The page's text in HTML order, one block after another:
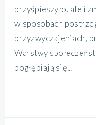
przyśpieszyło, ale i
w sposobach
przyzwyczajeniach,
Warstwy
pogłębiają się...